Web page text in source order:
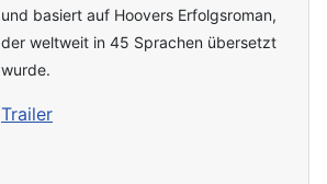
und basiert auf Hoovers Erfolgsroman,
der weltweit in 45 Sprachen übersetzt
wurde.
Trailer